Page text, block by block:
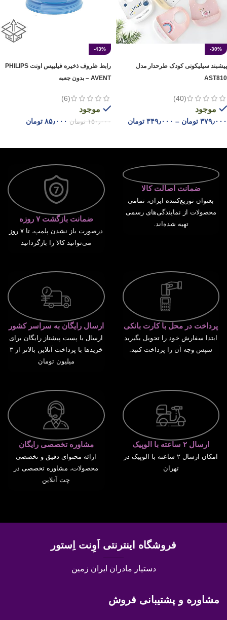
-30%
پیشبند سیلیکونی کودک طرحدار مدل
AST810
(40)
موجود
۳۷۹٫۰۰۰ تومان – ۳۴۹٫۰۰۰ تومان
-43%
رابط ظروف ذخیره فیلیپس اونت PHILIPS
AVENT – بدون جعبه
(6)
موجود
۱۵۰٫۰۰۰ تومان ۸۵٫۰۰۰ تومان
ضمانت اصالت کالا
بعنوان توزیع‌کننده ایران، تمامی
محصولات از نمایندگی‌های رسمی
تهیه شده‌اند.
ضمانت بازگشت ۷ روزه
درصورت باز نشدن پلمپ، تا ۷ روز
می‌توانید کالا را بازگردانید
پرداخت در محل با کارت بانکی
ابتدا سفارش خود را تحویل بگیرید
سپس وجه آن را پرداخت کنید.
ارسال رایگان به سراسر کشور
ارسال با پست پیشتاز رایگان برای
خریدها با پرداخت آنلاین بالاتر از ۳
میلیون تومان
ارسال ۲ ساعته با الوپیک
امکان ارسال ۲ ساعته با الوپیک در
تهران
مشاوره تخصصی رایگان
ارائه محتوای دقیق و تخصصی
محصولات، مشاوره تخصصی در
چت آنلاین
فروشگاه اینترنتی اَوِنت اِستور
دستیار مادران ایران زمین
مشاوره و پشتیبانی فروش